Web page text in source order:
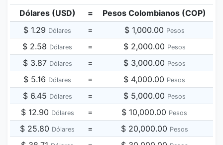
Dólares (USD) =
Pesos Colombianos (COP)
$ 1.29 Dólares = $ 1,000.00 Pesos
$ 2.58 Dólares = $ 2,000.00 Pesos
$ 3.87 Dólares = $ 3,000.00 Pesos
$ 5.16 Dólares = $ 4,000.00 Pesos
$ 6.45 Dólares = $ 5,000.00 Pesos
$ 12.90 Dólares = $ 10,000.00 Pesos
$ 25.80 Dólares = $ 20,000.00 Pesos